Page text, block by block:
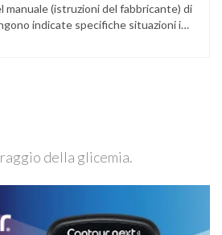
manuale (istruzioni del fabbricante) di
indicate specifiche situazioni in
della glicemia.